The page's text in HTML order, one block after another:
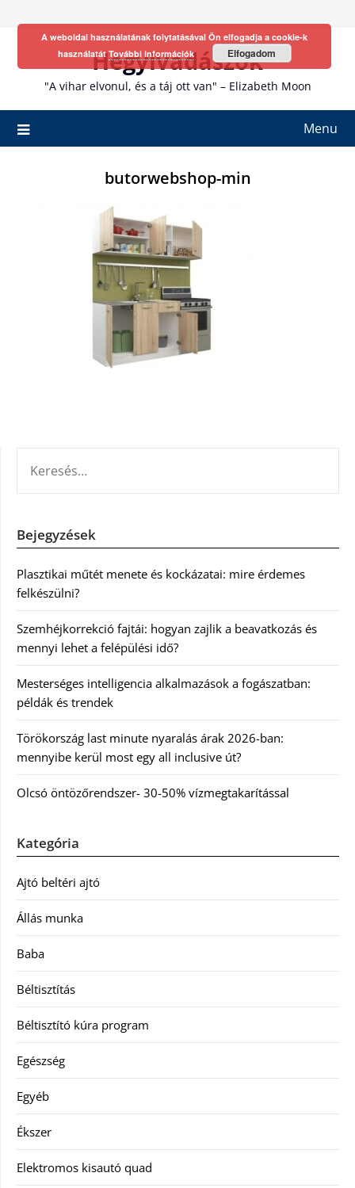
Hegyivadászok
"A vihar elvonul, és a táj ott van" – Elizabeth Moon
Menu
butorwebshop-min
Bejegyzések
Plasztikai műtét menete és kockázatai: mire érdemes
felkészülni?
Szemhéjkorrekció fajtái: hogyan zajlik a beavatkozás és
mennyi lehet a felépülési idő?
Mesterséges intelligencia alkalmazások a fogászatban:
példák és trendek
Törökország last minute nyaralás árak 2026-ban:
mennyibe kerül most egy all inclusive út?
Olcsó öntözőrendszer- 30-50% vízmegtakarítással
Kategória
Ajtó beltéri ajtó
Állás munka
Baba
Béltisztítás
Béltisztító kúra program
Egészség
Egyéb
Ékszer
Elektromos kisautó quad
A weboldal használatának folytatásával Ön elfogadja a cookie-k
használatátTovábbi információk Elfogadom